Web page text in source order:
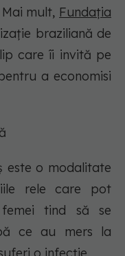
mult, Fundația
braziliană de
care îi invită pe
a economisi
este o modalitate
rele care pot
tind să se
ce au mers la